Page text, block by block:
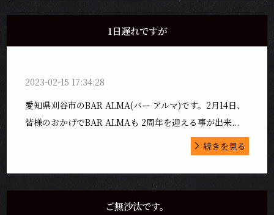
1日遅れですが
2023-02-15 17:34:28
愛知県刈谷市のBAR ALMA(バー アルマ)です。2月14日、
皆様のおかげでBAR ALMAも 2周年を迎える事が出来...
続きを見る
ご無沙汰です。